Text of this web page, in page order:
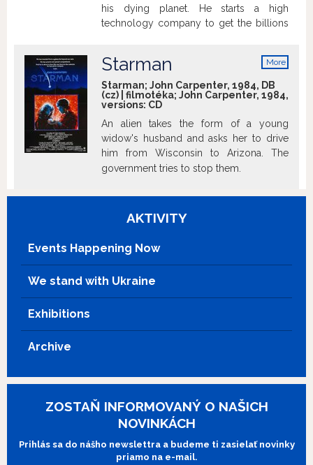
his dying planet. He starts a high
technology company to get the billions
who falls in love with him. He does not
count on the greed and ruthlessness of
business here on Earth, however.
More
Starman
Starman; John Carpenter, 1984, DB
(cz) | filmotéka; John Carpenter, 1984,
versions: CD
An alien takes the form of a young
widow's husband and asks her to drive
him from Wisconsin to Arizona. The
government tries to stop them.
AKTIVITY
Events Happening Now
We stand with Ukraine
Exhibitions
Archive
ZOSTAŇ INFORMOVANÝ O NAŠICH
NOVINKÁCH
Prihlás sa do nášho newslettra a budeme ti zasielať novinky
priamo na e-mail.